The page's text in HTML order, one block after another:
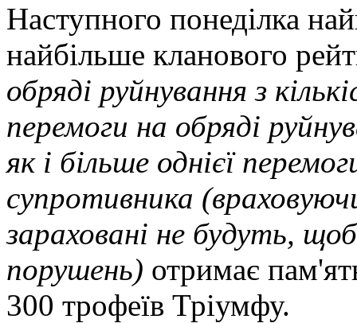
Наступного понеділка
найбільше кланового
обряді руйнування з
перемоги на обряді
як і більше однієї
супротивника
зараховані не будуть,
порушень) отримає
300 трофеїв Тріумфу.